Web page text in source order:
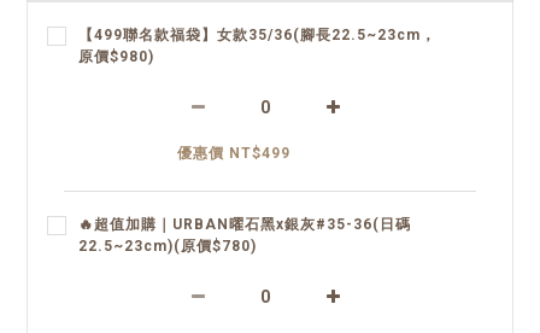
【499聯名款福袋】女款35/36(腳長22.5~23cm，
原價$980)
優惠價 NT$499
🔥超值加購｜URBAN曜石黑x銀灰#35-36(日碼
22.5~23cm)(原價$780)